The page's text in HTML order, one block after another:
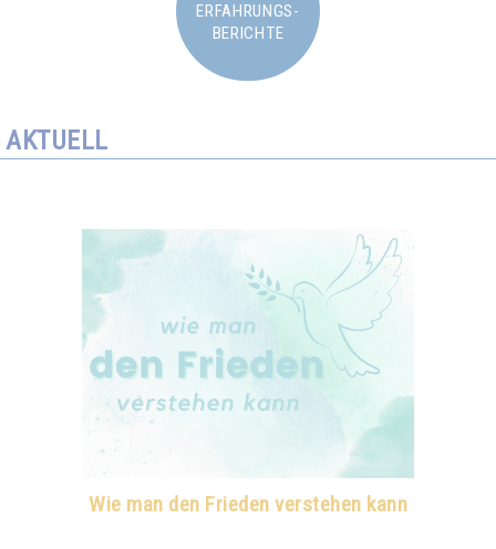
ERFAHRUNGS-
BERICHTE
AKTUELL
Wie man den Frieden verstehen kann